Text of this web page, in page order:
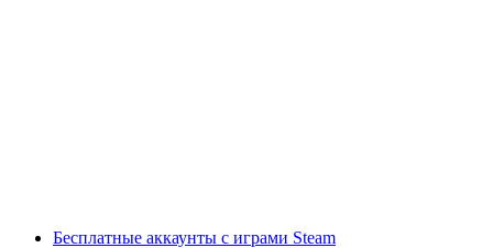
Бесплатные аккаунты с играми Steam